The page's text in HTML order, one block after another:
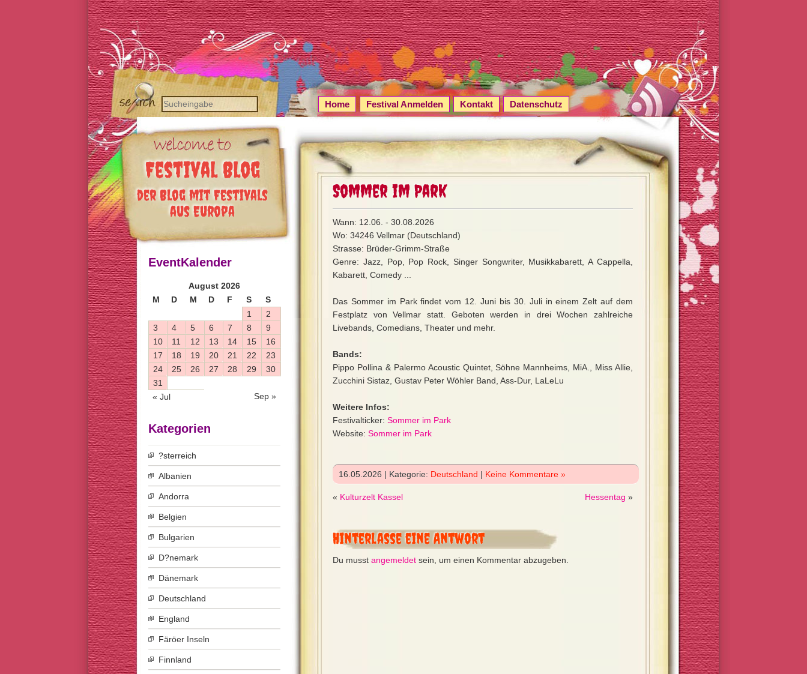
Festival Blog
der Blog mit Festivals
aus Europa
Home Festival Anmelden Kontakt Datenschutz
Sommer im Park
Wann: 12.06. - 30.08.2026
Wo: 34246 Vellmar (Deutschland)
Strasse: Brüder-Grimm-Straße
Genre: Jazz, Pop, Pop Rock, Singer Songwriter, Musikkabarett, A Cappella,
Kabarett, Comedy ...
Das Sommer im Park findet vom 12. Juni bis 30. Juli in einem Zelt auf dem
Festplatz von Vellmar statt. Geboten werden in drei Wochen zahlreiche
Livebands, Comedians, Theater und mehr.
Bands:
Pippo Pollina & Palermo Acoustic Quintet, Söhne Mannheims, MiA., Miss Allie,
Zucchini Sistaz, Gustav Peter Wöhler Band, Ass-Dur, LaLeLu
Weitere Infos:
Festivalticker: Sommer im Park
Website: Sommer im Park
16.05.2026 | Kategorie: Deutschland | Keine Kommentare »
« Kulturzelt Kassel Hessentag »
Hinterlasse eine Antwort
Du musst angemeldet sein, um einen Kommentar abzugeben.
EventKalender
August 2026
M
D M D F S S
« Jul Sep »
1
2
3
4 5 6 7 8
9
10
11 12 13 14 15
16
17
18 19 20 21 22
23
24
25 26 27 28 29
30
31
Kategorien
?sterreich
Albanien
Andorra
Belgien
Bulgarien
D?nemark
Dänemark
Deutschland
England
Färöer Inseln
Finnland